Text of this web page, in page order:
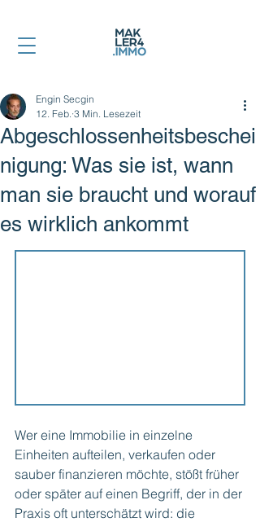
Abgeschlossenheitsbeschei
nigung: Was sie ist, wann
man sie braucht und worauf
es wirklich ankommt
Engin Secgin
12. Feb. 3 Min. Lesezeit
Wer eine Immobilie in einzelne
Einheiten aufteilen, verkaufen oder
sauber finanzieren möchte, stößt früher
oder später auf einen Begriff, der in der
Praxis oft unterschätzt wird: die